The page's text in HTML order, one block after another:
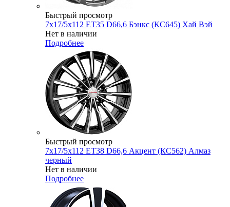
Быстрый просмотр
7x17/5x112 ET35 D66,6 Бэнкс (КС645) Хай Вэй
Нет в наличии
Подробнее
Быстрый просмотр
7x17/5x112 ET38 D66,6 Акцент (КС562) Алмаз
черный
Нет в наличии
Подробнее